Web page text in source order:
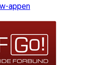
appen